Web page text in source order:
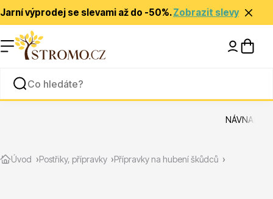
Jarní výprodej se slevami až do -50%.Zobrazit slevy
Rady a tipy
Zlevněné
Úvod Postřiky, přípravky Přípravky na hubení škůdců
NÁVNADA